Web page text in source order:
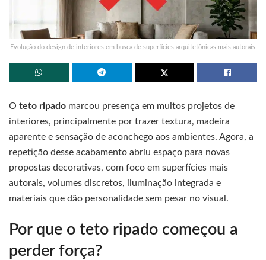
Evolução do design de interiores em busca de superfícies arquitetônicas mais autorais.
O teto ripado marcou presença em muitos projetos de
interiores, principalmente por trazer textura, madeira
aparente e sensação de aconchego aos ambientes. Agora, a
repetição desse acabamento abriu espaço para novas
propostas decorativas, com foco em superfícies mais
autorais, volumes discretos, iluminação integrada e
materiais que dão personalidade sem pesar no visual.
Por que o teto ripado começou a
perder força?